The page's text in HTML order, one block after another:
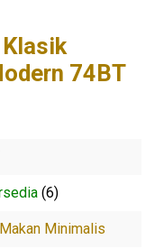
74BT
(6)
Minimalis